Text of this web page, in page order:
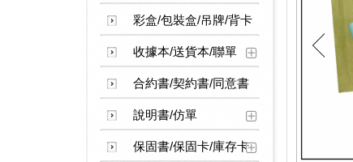
彩盒/包裝盒/吊牌/背卡
收據本/送貨本/聯單
合約書/契約書/同意書
說明書/仿單
保固書/保固卡/庫存卡